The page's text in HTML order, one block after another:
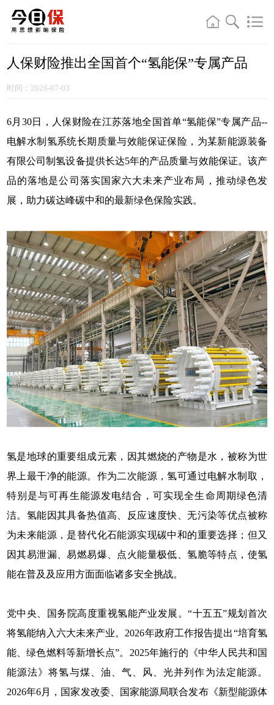
人保财险推出全国首个“氢能保”专属产品
时间：2026-07-03
6月30日，人保财险在江苏落地全国首单“氢能保”专属产品--
电解水制氢系统长期质量与效能保证保险，为某新能源装备
有限公司制氢设备提供长达5年的产品质量与效能保证。该产
品的落地是公司落实国家六大未来产业布局，推动绿色发
展，助力碳达峰碳中和的最新绿色保险实践。
氢是地球的重要组成元素，因其燃烧的产物是水，被称为世
界上最干净的能源。作为二次能源，氢可通过电解水制取，
特别是与可再生能源发电结合，可实现全生命周期绿色清
洁。氢能因其具备热值高、反应速度快、无污染等优点被称
为未来能源，是替代化石能源实现碳中和的重要选择；但又
因其易泄漏、易燃易爆、点火能量极低、氢脆等特点，使氢
能在普及及应用方面面临诸多安全挑战。
党中央、国务院高度重视氢能产业发展。“十五五”规划首次
将氢能纳入六大未来产业。2026年政府工作报告提出“培育氢
能、绿色燃料等新增长点”。2025年施行的《中华人民共和国
能源法》将氢与煤、油、气、风、光并列作为法定能源。
2026年6月，国家发改委、国家能源局联合发布《新型能源体